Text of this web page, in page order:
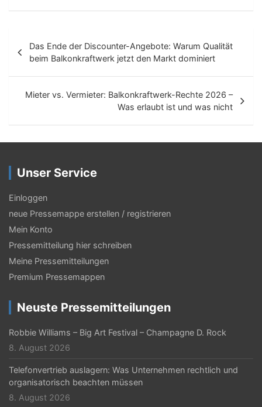
e
i
a
s
-
N
a
v
i
g
a
t
i
o
n
Das Ende der Discounter-Angebote: Warum Qualität
beim Balkonkraftwerk jetzt den Markt dominiert
Mieter vs. Vermieter: Balkonkraftwerk-Rechte 2026 –
Was erlaubt ist und was nicht
Unser Service
Einloggen
neue Pressemappe erstellen / registrieren
Mein Konto
Pressemitteilung hier schreiben
Meine Pressemitteilungen
Premium Pressemappen
Neuste Pressemitteilungen
Robbie Williams – Big Art Festival – Champagne D. Rock
8. August 2026
Telefonvertrieb auslagern: Was Unternehmen rechtlich und
organisatorisch beachten müssen
8. August 2026